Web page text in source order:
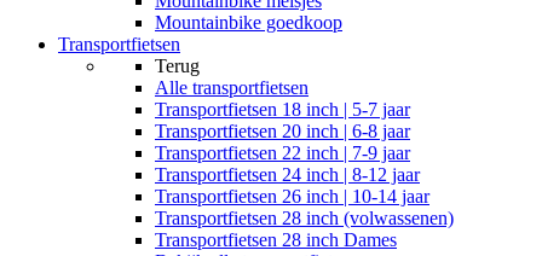
Mountainbike goedkoop
Transportfietsen
Terug
Alle transportfietsen
Transportfietsen 18 inch | 5-7 jaar
Transportfietsen 20 inch | 6-8 jaar
Transportfietsen 22 inch | 7-9 jaar
Transportfietsen 24 inch | 8-12 jaar
Transportfietsen 26 inch | 10-14 jaar
Transportfietsen 28 inch (volwassenen)
Transportfietsen 28 inch Dames